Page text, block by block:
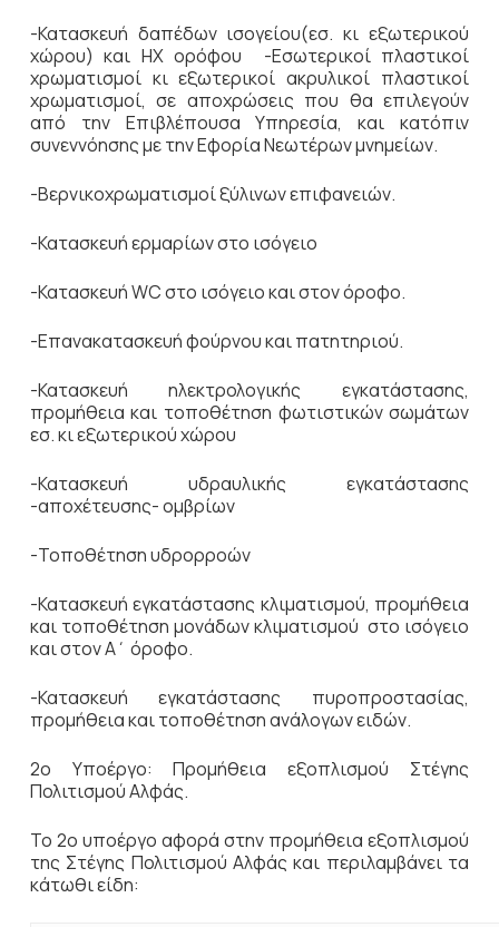
-Κατασκευή δαπέδων ισογείου(εσ. κι εξωτερικού
χώρου) και ΗΧ ορόφου -Εσωτερικοί πλαστικοί
χρωματισμοί κι εξωτερικοί ακρυλικοί πλαστικοί
χρωματισμοί, σε αποχρώσεις που θα επιλεγούν
από την Επιβλέπουσα Υπηρεσία, και κατόπιν
συνεννόησης με την Εφορία Νεωτέρων μνημείων.
-Βερνικοχρωματισμοί ξύλινων επιφανειών.
-Κατασκευή ερμαρίων στο ισόγειο
-Κατασκευή WC στο ισόγειο και στον όροφο.
-Επανακατασκευή φούρνου και πατητηριού.
-Κατασκευή ηλεκτρολογικής εγκατάστασης,
προμήθεια και τοποθέτηση φωτιστικών σωμάτων
εσ. κι εξωτερικού χώρου
-Κατασκευή υδραυλικής εγκατάστασης
-αποχέτευσης- ομβρίων
-Τοποθέτηση υδρορροών
-Κατασκευή εγκατάστασης κλιματισμού, προμήθεια
και τοποθέτηση μονάδων κλιματισμού στο ισόγειο
και στον Α΄ όροφο.
-Κατασκευή εγκατάστασης πυροπροστασίας,
προμήθεια και τοποθέτηση ανάλογων ειδών.
2ο Υποέργο: Προμήθεια εξοπλισμού Στέγης
Πολιτισμού Αλφάς.
Το 2ο υποέργο αφορά στην προμήθεια εξοπλισμού
της Στέγης Πολιτισμού Αλφάς και περιλαμβάνει τα
κάτωθι είδη: